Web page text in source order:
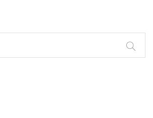
вашу индивидуальность и